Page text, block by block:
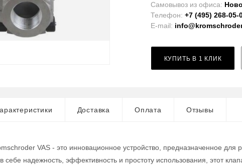
Самовывоз из офиса:
Телефон:+7 (495) 268-05-
E-mail:
КУПИТЬ В 1 КЛИК
Доставка Оплата Отзывы
VAS - это инновационное устройство, предназначенное для
себе надежность, эффективность и простоту использования, этот